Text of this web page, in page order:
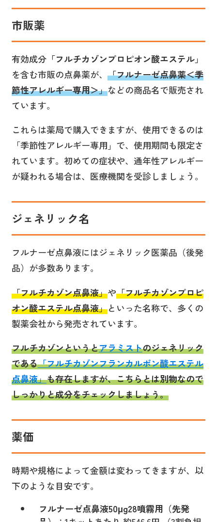
市販薬
有効成分 「フルチカゾンプロピオン酸エステル」
を含む市販の点鼻薬が、 「フルナーゼ点鼻薬＜季
節性アレルギー専用＞」などの商品名で販売され
ています。
これらは薬局で購入できますが、使用できるのは
「季節性アレルギー専用」で、使用期間も限定さ
れています。初めての症状や、通年性アレルギー
が疑われる場合は、医療機関を受診しましょう。
ジェネリック名
フルナーゼ点鼻液にはジェネリック医薬品（後発
品）が多数あります。
「フルチカゾン点鼻液」や「フルチカゾンプロピ
オン酸エステル点鼻液」といった名称で、多くの
製薬会社から発売されています。
フルチカゾンというとアラミストのジェネリック
である「フルチカゾンフランカルボン酸エステル
点鼻液」も存在しますが、こちらとは別物なので
しっかりと成分をチェックしましょう。
薬価
時期や規格によって金額は変わってきますが、以
下のような目安です。
フルナーゼ点鼻液50μg28噴霧用（先発